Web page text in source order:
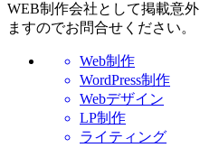
WEB制作会社として掲載意
ますのでお問合せください。
Web制作
WordPress制作
Webデザイン
LP制作
ライティング